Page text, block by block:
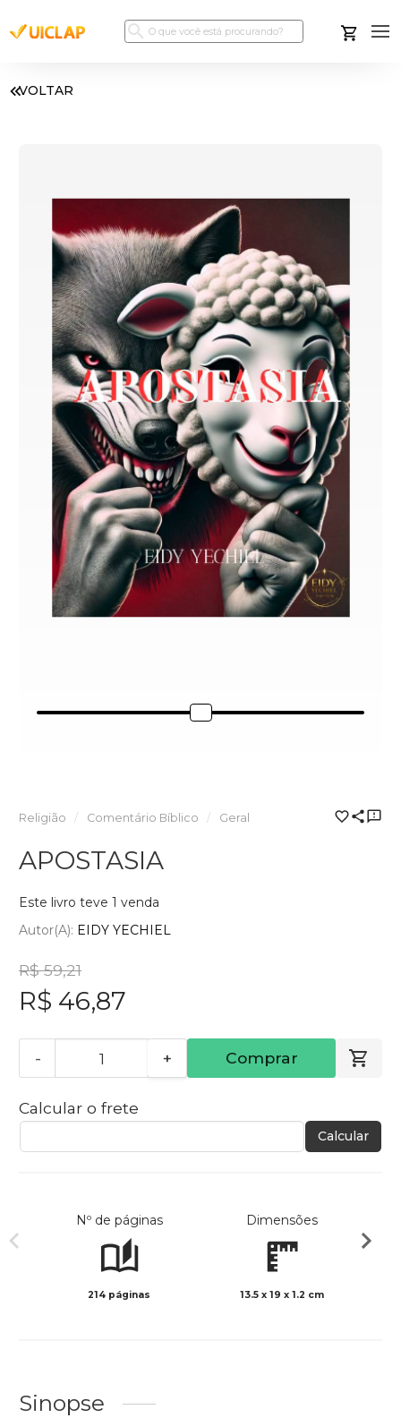
VOLTAR
Religião Comentário Bíblico Geral
APOSTASIA
Este livro teve 1 venda
Autor(a): EIDY YECHIEL
R$ 59,21
R$ 46,87
- + Comprar
Calcular o frete
Calcular
Nº de páginas
214 páginas
Dimensões
13.5 x 19 x 1.2 cm
Sinopse